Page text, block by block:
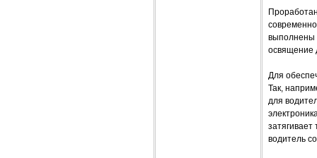
выполнены
освящение
Для
Так,
для
водитель